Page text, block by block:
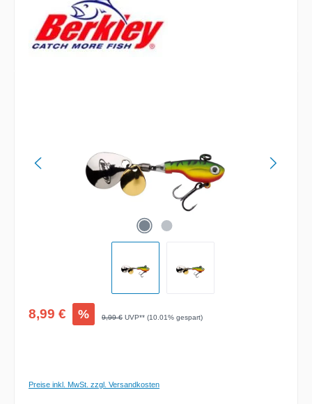
Verkaufspreis:
8,99 € % Regulärer Preis:
9,99 € UVP** (10.01% gespart)
Preise inkl. MwSt. zzgl. Versandkosten